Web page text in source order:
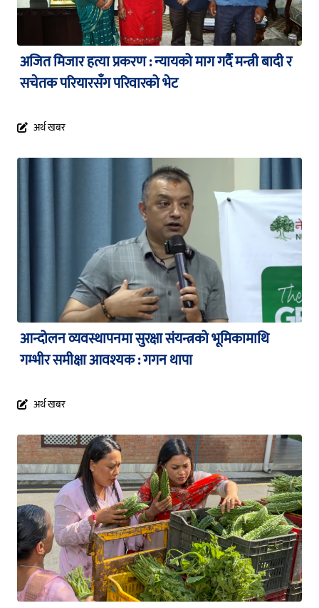
अजित मिजार हत्या प्रकरण : न्यायको माग गर्दै मन्त्री बादी र
सचेतक परियारसँग परिवारको भेट
अर्थ खबर
आन्दोलन व्यवस्थापनमा सुरक्षा संयन्त्रको भूमिकामाथि
गम्भीर समीक्षा आवश्यक : गगन थापा
अर्थ खबर